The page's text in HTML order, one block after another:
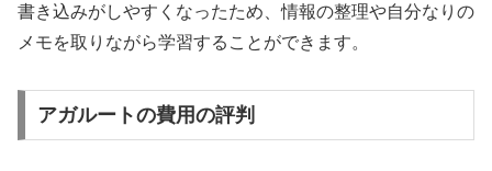
書き込みがしやすくなったため、情報の整理や自分なりの
メモを取りながら学習することができます。
アガルートの費用の評判